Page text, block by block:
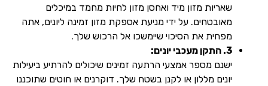
שאריות מזון מיד ואחסן מזון לחיות מחמד במיכלים
מאובטחים. על ידי מניעת אספקת מזון זמינה ליונים, אתה
מפחית את הסיכוי שיימשכו אל הרכוש שלך.
3. התקן מעכבי יונים:
ישנם מספר אמצעי הרתעה זמינים שיכולים להרתיע ביעילות
יונים מללון או לקנן בשטח שלך. דוקרנים או חוטים שתוכננו